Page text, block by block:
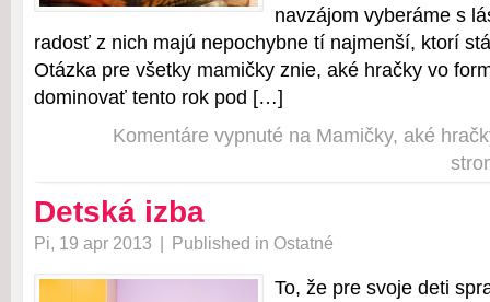
navzájom vyberáme s
radosť z nich majú nepochybne tí najmenší, ktorí
Otázka pre všetky mamičky znie, aké hračky vo
dominovať tento rok pod […]
Komentáre vypnuté na Mamičky, aké
Detská izba
Pi, 19 apr 2013 | Published in Ostatné
To, že pre svoje deti